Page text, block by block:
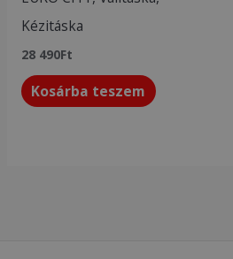
Kézitáska
28 490Ft
Kosárba teszem